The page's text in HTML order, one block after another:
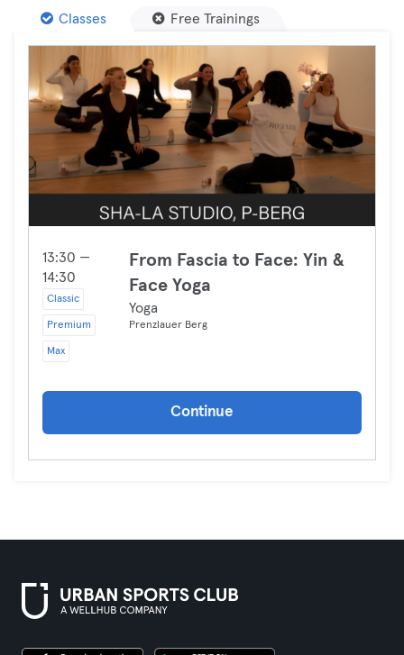
Classes Free Trainings
13:30 —
14:30
Classic
Premium
Max
From Fascia to Face: Yin &
Face Yoga
Yoga
Prenzlauer Berg
Continue